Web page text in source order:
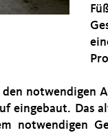
den notwendigen
eingebaut. Das
notwendigen